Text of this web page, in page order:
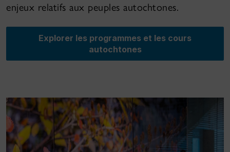
enjeux relatifs aux peuples autochtones.
Explorer les programmes et les cours
autochtones